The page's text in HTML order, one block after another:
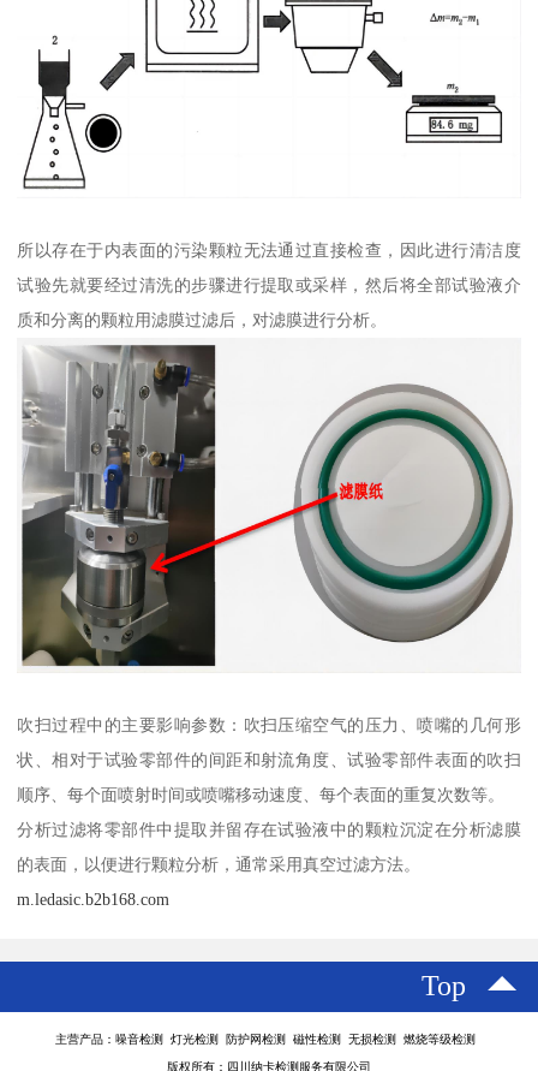
所以存在于内表面的污染颗粒无法通过直接检查，因此进行清洁度
试验先就要经过清洗的步骤进行提取或采样，然后将全部试验液介
质和分离的颗粒用滤膜过滤后，对滤膜进行分析。
吹扫过程中的主要影响参数：吹扫压缩空气的压力、喷嘴的几何形
状、相对于试验零部件的间距和射流角度、试验零部件表面的吹扫
顺序、每个面喷射时间或喷嘴移动速度、每个表面的重复次数等。
分析过滤将零部件中提取并留存在试验液中的颗粒沉淀在分析滤膜
的表面，以便进行颗粒分析，通常采用真空过滤方法。
m.ledasic.b2b168.com
Top
主营产品：噪音检测 灯光检测 防护网检测 磁性检测 无损检测 燃烧等级检测
版权所有：四川纳卡检测服务有限公司